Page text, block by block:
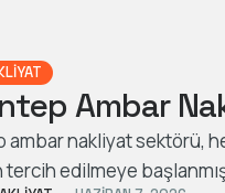
Ambar
ambar nakliyat sektörü,
tercih edilmeye